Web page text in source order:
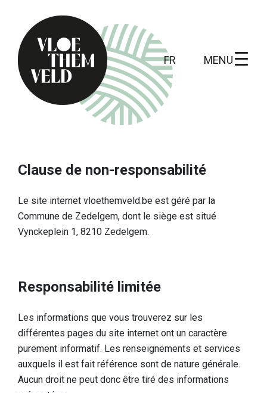
FR MENU
A faire
Routes
Découvrir
Paysage culturel et historique
Une histoire fascinante
Un aperçu des trouvailles
Clause de non-responsabilité
Le site internet vloethemveld.be est géré par la
Commune de Zedelgem, dont le siège est situé
Vynckeplein 1, 8210 Zedelgem.
Responsabilité limitée
Les informations que vous trouverez sur les
différentes pages du site internet ont un caractère
purement informatif. Les renseignements et services
auxquels il est fait référence sont de nature générale.
Aucun droit ne peut donc être tiré des informations